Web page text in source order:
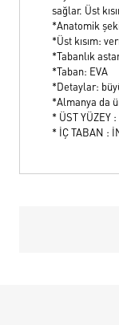
sağlar. Üst
*Anatomik
*Üst kısım:
*Tabanlık
*Taban: EVA
*Detaylar:
*Almanya da
* ÜST YÜZEY
* İÇ TABAN :